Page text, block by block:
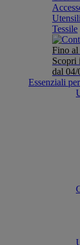
Tessile
Fino
Scopri
dal 04/
Essenziali